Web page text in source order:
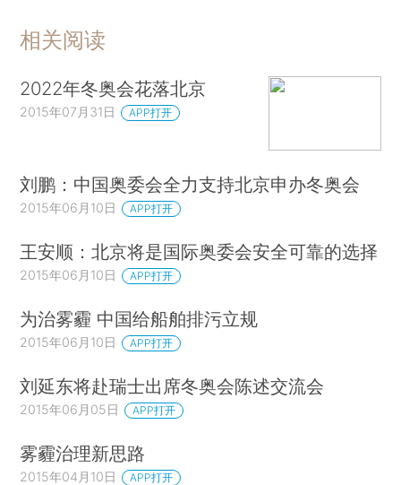
相关阅读
2022年冬奥会花落北京
2015年07月31日 APP打开
刘鹏：中国奥委会全力支持北京申办冬奥会
2015年06月10日 APP打开
王安顺：北京将是国际奥委会安全可靠的选择
2015年06月10日 APP打开
为治雾霾 中国给船舶排污立规
2015年06月10日 APP打开
刘延东将赴瑞士出席冬奥会陈述交流会
2015年06月05日 APP打开
雾霾治理新思路
2015年04月10日 APP打开